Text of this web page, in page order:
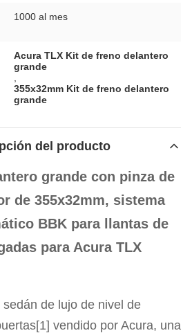
1000 al mes
Acura TLX Kit de freno delantero
grande
355x32mm Kit de freno delantero
grande
del producto
grande con pinza de
de 355x32mm, sistema
BBK para llantas de
para Acura TLX
de lujo de nivel de
vendido por Acura, una